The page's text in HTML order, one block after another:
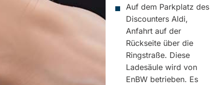
Auf dem Parkplatz des
Discounters Aldi,
Anfahrt auf der
Rückseite über die
Ringstraße. Diese
Ladesäule wird von
EnBW betrieben. Es